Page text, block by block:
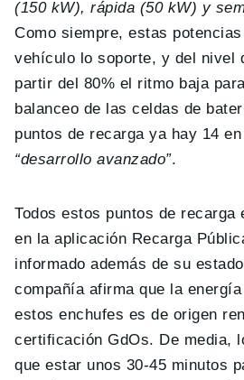
(150 kW), rápida (50 kW) y
Como siempre, estas
vehículo lo soporte, y del nivel
partir del 80% el ritmo baja
balanceo de las celdas de
puntos de recarga ya hay 14
“desarrollo avanzado”.
Todos estos puntos de recarga
en la aplicación Recarga
informado además de su
compañía afirma que la
estos enchufes es de origen
certificación GdOs. De media,
que estar unos 30-45 minutos